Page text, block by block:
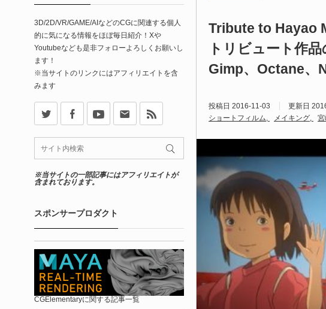
Tribute to Hayao
トリビュート作
Gimp、Octane、
投稿日 2016-11-03 更新日
ショートフィルム
メイキング 宮
3D/2D/VR/GAME/AIなどのCGに関連する個人
的に気になる情報をほぼ毎日紹介！Xや
Youtubeなども是非フォローよろしくお願いし
ます！
※当サイトのリンクにはアフィリエイトを含
みます
※当サイトの一部記事にはアフィリエイトが
含まれております。
スポンサープロダクト
CGElementaryに関する記事一覧